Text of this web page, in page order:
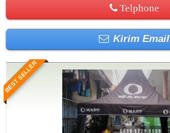
Telphone
Kirim Email
BEST SELLER